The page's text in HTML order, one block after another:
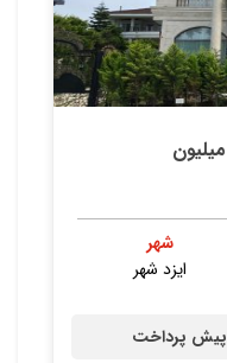
شهر
ایزد شهر
پیش پرداخت